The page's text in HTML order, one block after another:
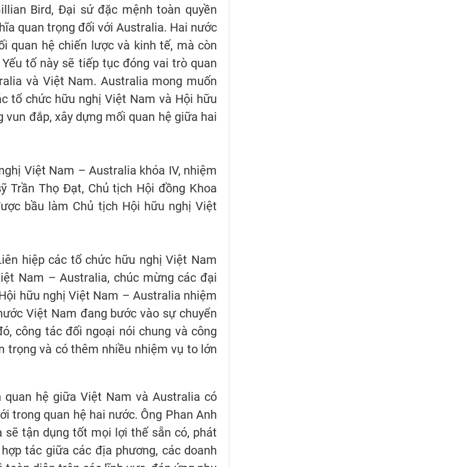
Bird, Đại sứ đặc mệnh toàn quyền
quan trọng đối với Australia. Hai nước
quan hệ chiến lược và kinh tế, mà còn
tố này sẽ tiếp tục đóng vai trò quan
và Việt Nam. Australia mong muốn
tổ chức hữu nghị Việt Nam và Hội hữu
đắp, xây dựng mối quan hệ giữa hai
Việt Nam – Australia khóa IV, nhiệm
Trần Thọ Đạt, Chủ tịch Hội đồng Khoa
bầu làm Chủ tịch Hội hữu nghị Việt
hiệp các tổ chức hữu nghị Việt Nam
Nam – Australia, chúc mừng các đại
hữu nghị Việt Nam – Australia nhiệm
Việt Nam đang bước vào sự chuyển
công tác đối ngoại nói chung và công
trọng và có thêm nhiều nhiệm vụ to lớn
hệ giữa Việt Nam và Australia có
trong quan hệ hai nước. Ông Phan Anh
tận dụng tốt mọi lợi thế sẵn có, phát
tác giữa các địa phương, các doanh